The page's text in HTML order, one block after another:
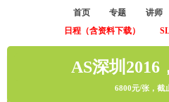
首页 专题 讲师
日程（含资料下载）
AS深圳2016
6800元/张，截